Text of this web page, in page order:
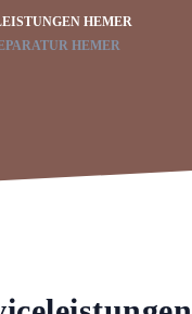
HEMER
HEMER